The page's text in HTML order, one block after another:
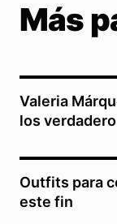
Más
Valeria
los
Outfits para
este fin